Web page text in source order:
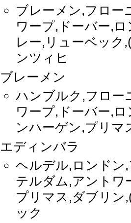
ブレーメン,フロー
ワープ,ドーバー,
レー,リューベック
ンツィヒ
ブレーメン
ハンブルク,フロー
ワープ,ドーバー,
ンハーゲン,プリマ
エディンバラ
ヘルデル,ロンドン
テルダム,アントワ
プリマス,ダブリン
ック